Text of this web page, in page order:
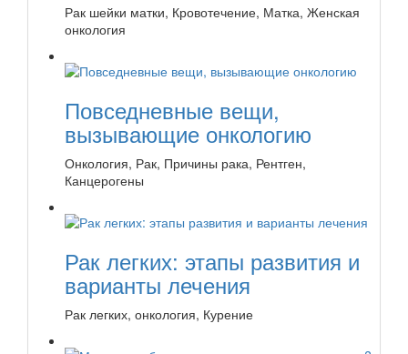
Рак шейки матки, Кровотечение, Матка, Женская
онкология
Повседневные вещи,
вызывающие онкологию
Онкология, Рак, Причины рака, Рентген,
Канцерогены
Рак легких: этапы развития и
варианты лечения
Рак легких, онкология, Курение